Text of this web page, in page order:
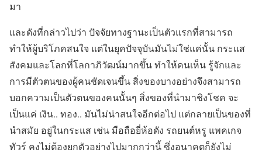
มา
และดังที่กล่าวไปว่า ปัจจัยทางฐานะเป็นตัวแรกที่สามารถ
ทำให้ผู้บริโภคสนใจ แต่ในยุคปัจจุบันมันไม่ใช่แค่นั้น กระแส
สังคมและโลกที่โลกาภิวัฒน์มากขึ้น ทำให้คนเห็น รู้จักและ
การมีตัวตนของผู้คนชัดเจนขึ้น สิ่งของบางอย่างจึงสามารถ
บอกความเป็นตัวตนของคนนั้นๆ สิ่งของที่นำมาชิงโชค จะ
เป็นแค่ เงิน.. ทอง.. มันไม่น่าสนใจอีกต่อไป แต่กลายเป็นของที่
นำสมัย อยู่ในกระแส เช่น มือถือยี่ห้อดัง รถยนต์หรู แพคเกจ
ทัวร์ คงไม่ต้องยกตัวอย่างไปมากกว่านี้ ซึ่งอนาคตก็ยังไม่